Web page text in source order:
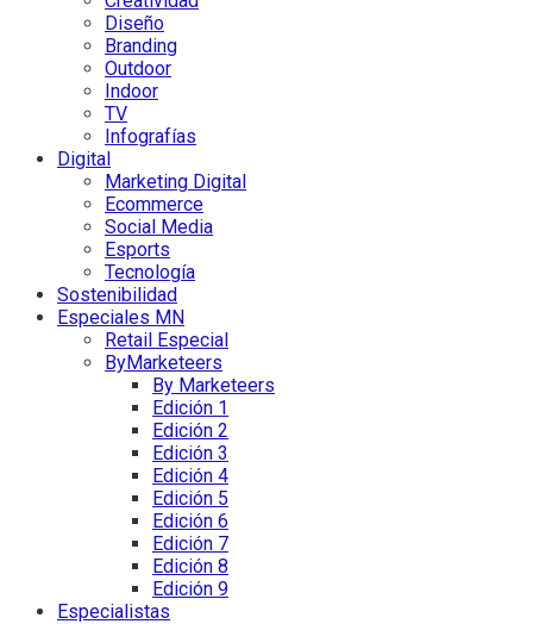
Diseño
Branding
Outdoor
Indoor
TV
Infografías
Digital
Marketing Digital
Ecommerce
Social Media
Esports
Tecnología
Sostenibilidad
Especiales MN
Retail Especial
ByMarketeers
By Marketeers
Edición 1
Edición 2
Edición 3
Edición 4
Edición 5
Edición 6
Edición 7
Edición 8
Edición 9
Especialistas